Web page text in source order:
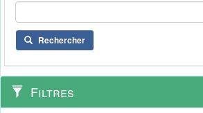
Rechercher
Filtres